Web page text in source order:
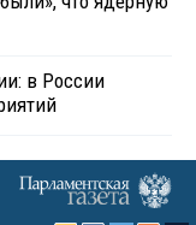
в России